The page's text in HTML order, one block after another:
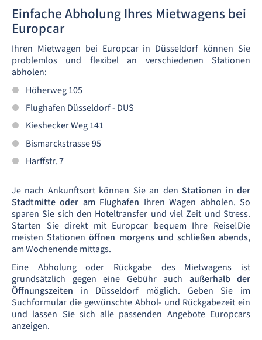
Einfache Abholung Ihres Mietwagens bei
Europcar
Ihren Mietwagen bei Europcar in Düsseldorf können Sie
problemlos und flexibel an verschiedenen Stationen
abholen:
Höherweg 105
Flughafen Düsseldorf - DUS
Kieshecker Weg 141
Bismarckstrasse 95
Harffstr. 7
Je nach Ankunftsort können Sie an denStationen in der
Stadtmitte oder am Flughafen Ihren Wagen abholen. So
sparen Sie sich den Hoteltransfer und viel Zeit und Stress.
Starten Sie direkt mit Europcar bequem Ihre Reise!Die
meisten Stationenöffnen morgens und schließen abends,
am Wochenende mittags.
Eine Abholung oder Rückgabe des Mietwagens ist
grundsätzlich gegen eine Gebühr auch außerhalb der
Öffnungszeiten in Düsseldorf möglich. Geben Sie im
Suchformular die gewünschte Abhol- und Rückgabezeit ein
und lassen Sie sich alle passenden Angebote Europcars
anzeigen.